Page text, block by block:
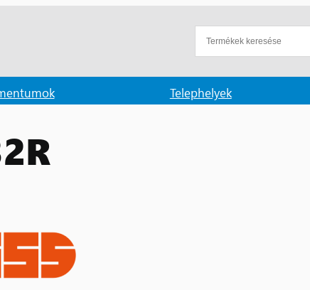
Telephelyek